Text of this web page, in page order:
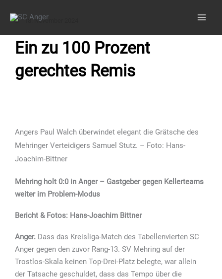
Inhalt
springen
18. November 2024
Ein zu 100 Prozent
gerechtes Remis
Angers Paul Walch überwindet elegant die Grätsche des
Mehringer Verteidigers Samuel Stutz. – Foto: Hans-
Joachim-Bittner
Mehring holt 0:0 in Anger – Gastgeber gegen Kellerteams
weiter im Problem-Modus
Bericht & Fotos: Hans-Joachim Bittner
Anger. Dass das Kreisliga-Match des Tabellenvierten SC
Anger gegen den zuvor Rang-13. SV Mehring auf der
Trostlos-Skala keinen Top-Drei-Platz belegte, war allein
der Tatsache geschuldet, dass das Tempo über die